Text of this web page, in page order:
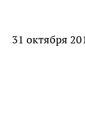
31 октября